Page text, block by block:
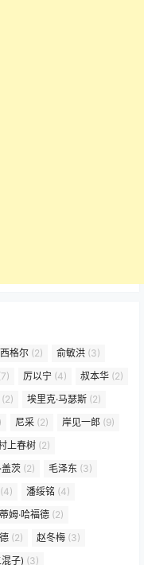
格尔 (2) 俞敏洪 (3)
厉以宁 (4) 叔本华 (2)
(2) 埃里克·马瑟斯 (2)
尼采 (2) 岸见一郎 (9)
上春树 (2)
盖茨 (2) 毛泽东 (3)
(4) 潘绥铭 (4)
蒂姆·哈福德 (2)
(2) 赵冬梅 (3)
子) (3)